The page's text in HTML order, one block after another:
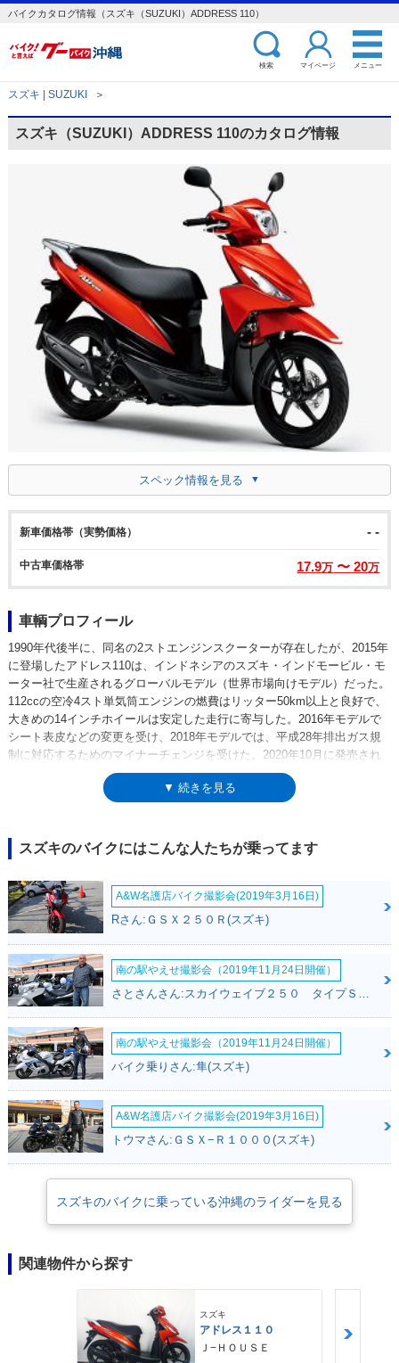
バイクカタログ情報（スズキ（SUZUKI）ADDRESS 110）
検索 マイページ メニュー
スズキ | SUZUKI ＞
スズキ（SUZUKI）ADDRESS 110のカタログ情報
スペック情報を見る
新車価格帯（実勢価格） - -
中古車価格帯 17.9万 〜 20万
車輌プロフィール
1990年代後半に、同名の2ストエンジンスクーターが存在したが、2015年
に登場したアドレス110は、インドネシアのスズキ・インドモービル・モ
ーター社で生産されるグローバルモデル（世界市場向けモデル）だった。
112ccの空冷4スト単気筒エンジンの燃費はリッター50km以上と良好で、
大きめの14インチホイールは安定した走行に寄与した。2016年モデルで
シート表皮などの変更を受け、2018年モデルでは、平成28年排出ガス規
制に対応するためのマイナーチェンジを受けた。2020年10月に発売され
た2021年モデルからは、前後連動式ブレーキ（コンバインドブレーキ）
▼ 続きを見る
スズキのバイクにはこんな人たちが乗ってます
A&W名護店バイク撮影会(2019年3月16日)
Rさん:ＧＳＸ２５０Ｒ(スズキ)
南の駅やえせ撮影会（2019年11月24日開催）
南の駅やえせ撮影会（2019年11月24日開催）
バイク乗りさん:隼(スズキ)
A&W名護店バイク撮影会(2019年3月16日)
トウマさん:ＧＳＸ−Ｒ１０００(スズキ)
スズキのバイクに乗っている沖縄のライダーを見る
関連物件から探す
スズキ
アドレス１１０
Ｊ−ＨＯＵＳＥ